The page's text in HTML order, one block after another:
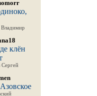
Владимир
клён
Сергей